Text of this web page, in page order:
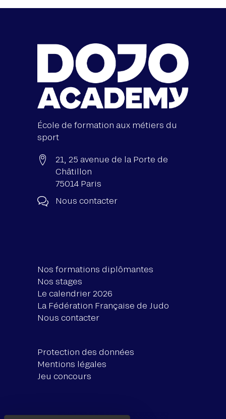
École de formation aux métiers du
sport
21, 25 avenue de la Porte de
Châtillon
75014 Paris
Nous contacter
Nos formations diplômantes
Nos stages
Le calendrier 2026
La Fédération Française de Judo
Nous contacter
Protection des données
Mentions légales
Jeu concours